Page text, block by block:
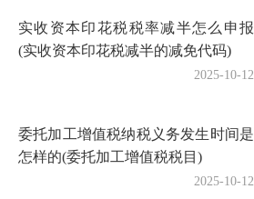
实收资本印花税税率减半怎么申报
(实收资本印花税减半的减免代码)
2025-10-12
委托加工增值税纳税义务发生时间是
怎样的(委托加工增值税税目)
2025-10-12